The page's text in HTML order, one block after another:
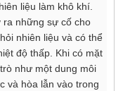
liệu làm khô khí.
những sự cố cho
nhiên liệu và có thể
độ thấp. Khi có mặt
như một dung môi
và hòa lẫn vào trong